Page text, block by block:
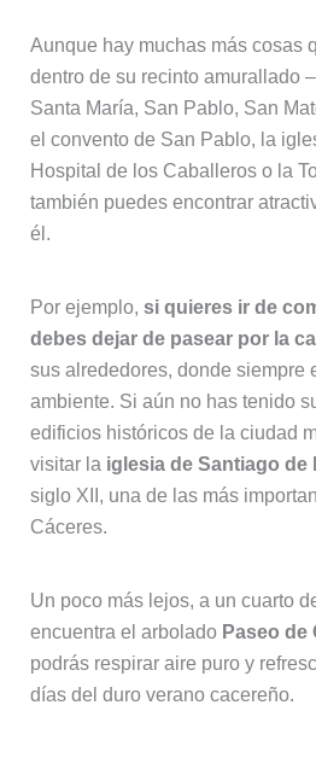
Aunque hay muchas más cosas
dentro de su recinto amurallado
Santa María, San Pablo, San
el convento de San Pablo, la
Hospital de los Caballeros o la
también puedes encontrar
él.
Por ejemplo, si quieres ir de
debes dejar de pasear por la
sus alrededores, donde siempre
ambiente. Si aún no has tenido
edificios históricos de la ciudad
visitar la iglesia de Santiago de
siglo XII, una de las más
Cáceres.
Un poco más lejos, a un cuarto
encuentra el arbolado Paseo de
podrás respirar aire puro y
días del duro verano cacereño.